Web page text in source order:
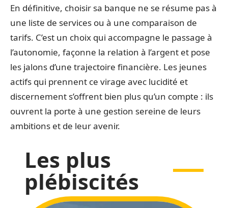
En définitive, choisir sa banque ne se résume pas à
une liste de services ou à une comparaison de
tarifs. C’est un choix qui accompagne le passage à
l’autonomie, façonne la relation à l’argent et pose
les jalons d’une trajectoire financière. Les jeunes
actifs qui prennent ce virage avec lucidité et
discernement s’offrent bien plus qu’un compte : ils
ouvrent la porte à une gestion sereine de leurs
ambitions et de leur avenir.
Les plus
plébiscités